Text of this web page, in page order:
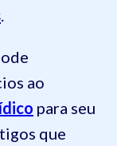
.
ao
para seu
que